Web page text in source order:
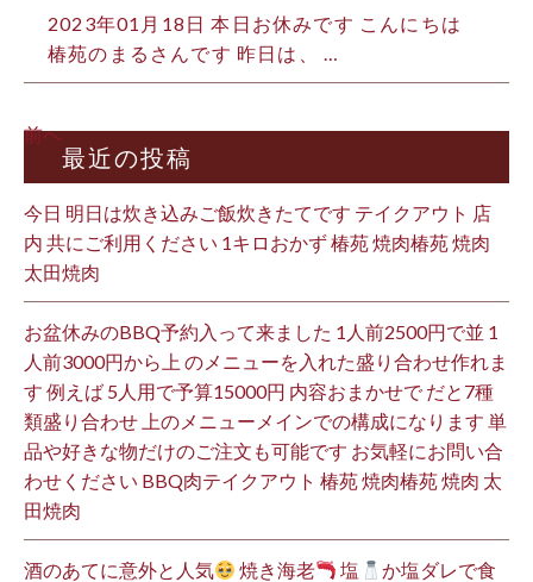
2023年01月18日 本日お休みです こんにちは️
椿苑のまるさんです 昨日は、 …
前へ
最近の投稿
今日 明日は炊き込みご飯炊きたてです テイクアウト 店
内 共にご利用ください 1キロおかず 椿苑 焼肉椿苑 焼肉
太田焼肉
お盆休みのBBQ予約入って来ました 1人前2500円で並 1
人前3000円から上 のメニューを入れた盛り合わせ作れま
す 例えば 5人用で予算15000円 内容おまかせで だと7種
類盛り合わせ 上のメニューメインでの構成になります 単
品や好きな物だけのご注文も可能です お気軽にお問い合
わせください BBQ肉テイクアウト 椿苑 焼肉椿苑 焼肉 太
田焼肉
酒のあてに意外と人気 焼き海老 塩
か塩ダレで食